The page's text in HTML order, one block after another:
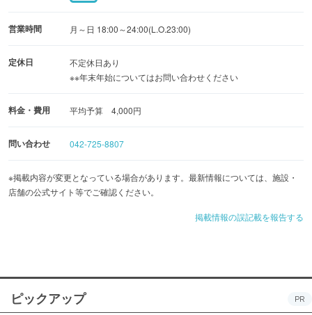
営業時間 月～日 18:00～24:00(L.O.23:00)
定休日
不定休日あり
※※年末年始についてはお問い合わせください
料金・費用 平均予算 4,000円
問い合わせ 042-725-8807
※掲載内容が変更となっている場合があります。最新情報については、施設・
店舗の公式サイト等でご確認ください。
掲載情報の誤記載を報告する
ピックアップ PR